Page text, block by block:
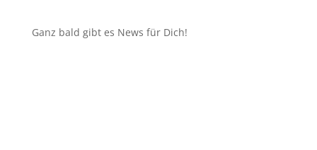
Ganz bald gibt es News für Dich!